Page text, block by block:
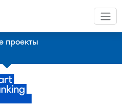
проекты